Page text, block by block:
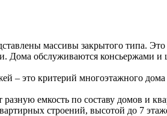
массивы закрытого типа. Это
Дома обслуживаются консьержами
– это критерий многоэтажного
емкость по составу домов и
строений, высотой до 7